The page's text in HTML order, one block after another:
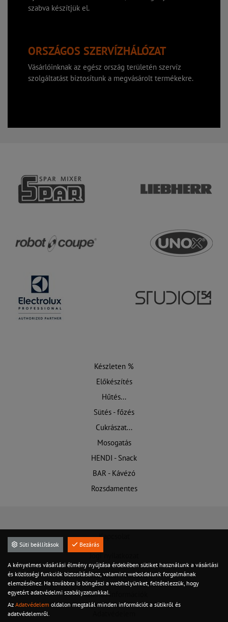
szabva készítjük el.
ORSZÁGOS SZERVÍZHÁLÓZAT
Vásárlóinknak az egész ország területén szervíz
szolgáltatást biztosítunk a megvásárolt termékekre.
Készleten %
Előkészítés
Hűtés...
Sütés - főzés
Cukrászat...
Mosogatás
HENDI - Snack
BAR - Kávézó
Rozsdamentes
Kapcsolat
Felhasználási feltételek
Hasznos információk
Süti beállítások Bezárás
A kényelmes vásárlási élmény nyújtása érdekében sütiket használunk a vásárlási
és közösségi funkciók biztosításához, valamint weboldalunk forgalmának
elemzéséhez. Ha továbbra is böngészi a webhelyünket, feltételezzük, hogy
egyetért adatvédelmi szabályzatunkkal.
Az Adatvédelem oldalon megtalál minden információt a sütikről és
adatvédelemről.